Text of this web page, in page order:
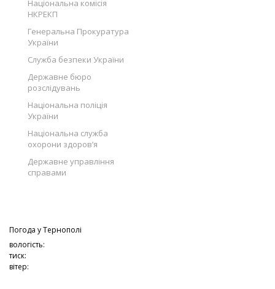
Національна комісія
НКРЕКП
Генеральна Прокуратура
України
Служба безпеки України
Державне бюро
розслідувань
Національна поліція
України
Національна служба
охорони здоров’я
Державне управління
справами
Погода уТернополі
вологість:
тиск:
вітер: